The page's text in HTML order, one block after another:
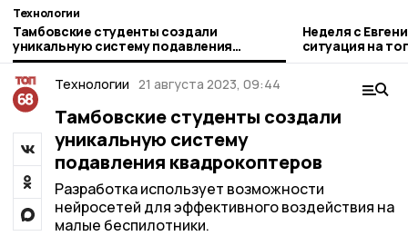
Технологии
Тамбовские студенты создали
уникальную систему подавления
квадрокоптеров
Неделя с
ситуация на
городе и
Технологии 21 августа 2023, 09:44
Тамбовские студенты создали
уникальную систему
подавления квадрокоптеров
Разработка использует возможности
нейросетей для эффективного воздействия на
малые беспилотники.